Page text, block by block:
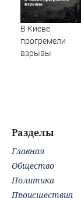
В Киеве
прогремели
взрывы
Разделы
Главная
Общество
Политика
Происшествия